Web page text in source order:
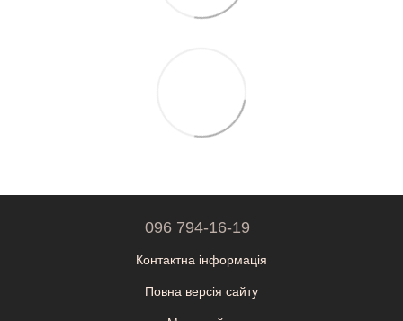
096 794-16-19
Контактна інформація
Повна версія сайту